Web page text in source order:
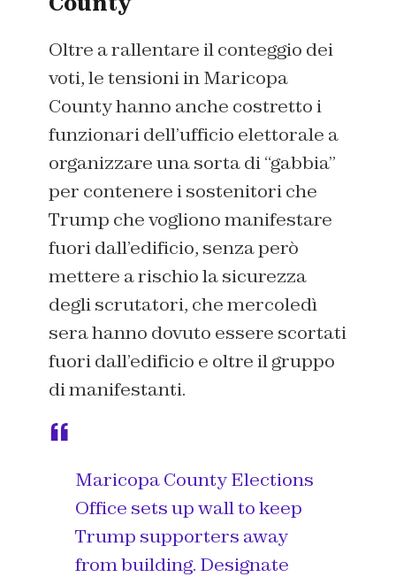
Oltre a rallentare il conteggio dei
voti, le tensioni in Maricopa
County hanno anche costretto i
funzionari dell’ufficio elettorale a
organizzare una sorta di “gabbia”
per contenere i sostenitori che
Trump che vogliono manifestare
fuori dall’edificio, senza però
mettere a rischio la sicurezza
degli scrutatori, che mercoledì
sera hanno dovuto essere scortati
fuori dall’edificio e oltre il gruppo
di manifestanti.
Maricopa County Elections
Office sets up wall to keep
Trump supporters away
from building. Designate